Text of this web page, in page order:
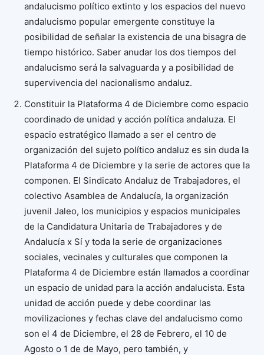
andalucismo político extinto y los espacios del nuevo
andalucismo popular emergente constituye la
posibilidad de señalar la existencia de una bisagra de
tiempo histórico. Saber anudar los dos tiempos del
andalucismo será la salvaguarda y a posibilidad de
supervivencia del nacionalismo andaluz.
Constituir la Plataforma 4 de Diciembre como espacio
coordinado de unidad y acción política andaluza. El
espacio estratégico llamado a ser el centro de
organización del sujeto político andaluz es sin duda la
Plataforma 4 de Diciembre y la serie de actores que la
componen. El Sindicato Andaluz de Trabajadores, el
colectivo Asamblea de Andalucía, la organización
juvenil Jaleo, los municipios y espacios municipales
de la Candidatura Unitaria de Trabajadores y de
Andalucía x Sí y toda la serie de organizaciones
sociales, vecinales y culturales que componen la
Plataforma 4 de Diciembre están llamados a coordinar
un espacio de unidad para la acción andalucista. Esta
unidad de acción puede y debe coordinar las
movilizaciones y fechas clave del andalucismo como
son el 4 de Diciembre, el 28 de Febrero, el 10 de
Agosto o 1 de de Mayo, pero también, y